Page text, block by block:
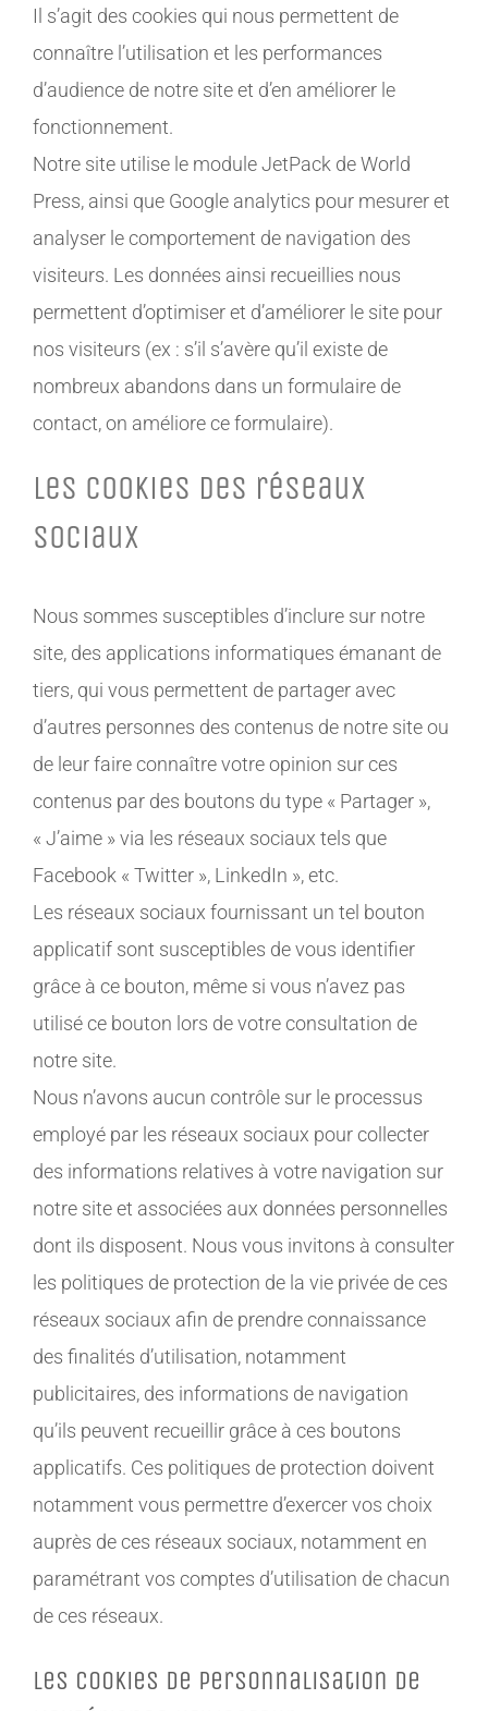
Il s’agit des cookies qui nous permettent de
connaître l’utilisation et les performances
d’audience de notre site et d’en améliorer le
fonctionnement.
Notre site utilise le module JetPack de World
Press, ainsi que Google analytics pour mesurer et
analyser le comportement de navigation des
visiteurs. Les données ainsi recueillies nous
permettent d’optimiser et d’améliorer le site pour
nos visiteurs (ex : s’il s’avère qu’il existe de
nombreux abandons dans un formulaire de
contact, on améliore ce formulaire).
Les cookies des réseaux
sociaux
Nous sommes susceptibles d’inclure sur notre
site, des applications informatiques émanant de
tiers, qui vous permettent de partager avec
d’autres personnes des contenus de notre site ou
de leur faire connaître votre opinion sur ces
contenus par des boutons du type « Partager »,
« J’aime » via les réseaux sociaux tels que
Facebook « Twitter », LinkedIn », etc.
Les réseaux sociaux fournissant un tel bouton
applicatif sont susceptibles de vous identifier
grâce à ce bouton, même si vous n’avez pas
utilisé ce bouton lors de votre consultation de
notre site.
Nous n’avons aucun contrôle sur le processus
employé par les réseaux sociaux pour collecter
des informations relatives à votre navigation sur
notre site et associées aux données personnelles
dont ils disposent. Nous vous invitons à consulter
les politiques de protection de la vie privée de ces
réseaux sociaux afin de prendre connaissance
des finalités d’utilisation, notamment
publicitaires, des informations de navigation
qu’ils peuvent recueillir grâce à ces boutons
applicatifs. Ces politiques de protection doivent
notamment vous permettre d’exercer vos choix
auprès de ces réseaux sociaux, notamment en
paramétrant vos comptes d’utilisation de chacun
de ces réseaux.
Les cookies de personnalisation de